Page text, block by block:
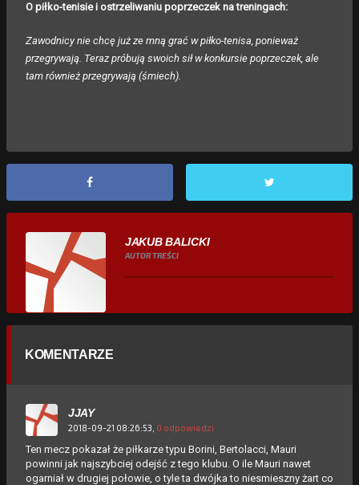
O piłko-tenisie i ostrzeliwaniu poprzeczek na treningach:
Zawodnicy nie chcę już ze mną grać w piłko-tenisa, ponieważ
przegrywają. Teraz próbują swoich sił w konkursie poprzeczek, ale
tam również przegrywają (śmiech).
JAKUB BALICKI
AUTOR TREŚCI
KOMENTARZE
JJAY
2018-09-21 08:26:53, 0 odpowiedzi
Ten mecz pokazał że piłkarze typu Borini, Bertolacci, Mauri
powinni jak najszybciej odejść z tego klubu. O ile Mauri nawet
ogarniał w drugiej połowie, o tyle ta dwójka to niesmieszny żart co